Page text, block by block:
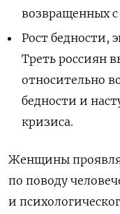
возвращенных
Рост бедности,
Треть россиян
относительно
бедности и
кризиса.
Женщины
по поводу
и